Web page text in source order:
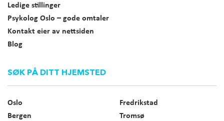
Ledige stillinger
Psykolog Oslo – gode omtaler
Kontakt eier av nettsiden
Blog
SØK PÅ DITT HJEMSTED
Oslo
Bergen
Fredrikstad
Tromsø